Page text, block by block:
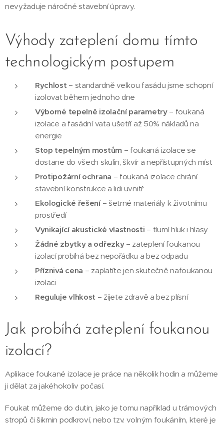
nevyžaduje náročné stavební úpravy.
Výhody zateplení domu tímto
technologickým postupem
Rychlost – standardně velkou fasádu jsme schopní
izolovat během jednoho dne
Výborné tepelně izolační parametry– foukaná
izolace a fasádní vata ušetří až 50% nákladů na
energie
Stop tepelným mostům– foukaná izolace se
dostane do všech skulin, škvír a nepřístupných míst
Protipožární ochrana – foukaná izolace chrání
stavební konstrukce a lidi uvnitř
Ekologické řešení– šetrné materiály k životnímu
prostředí
Vynikající akustické vlastnosti – tlumí hluk i hlasy
Žádné zbytky a odřezky– zateplení foukanou
izolací probíhá bez nepořádku a bez odpadu
Příznivá cena – zaplatíte jen skutečně nafoukanou
izolaci
Reguluje vlhkost – žijete zdravě a bez plísní
Jak probíhá zateplení foukanou
izolací?
Aplikace foukané izolace je práce na několik hodin a můžeme
ji dělat za jakéhokoliv počasí.
Foukat můžeme do dutin, jako je tomu například u trámových
stropů či šikmin podkroví, nebo tzv. volným foukáním, které je